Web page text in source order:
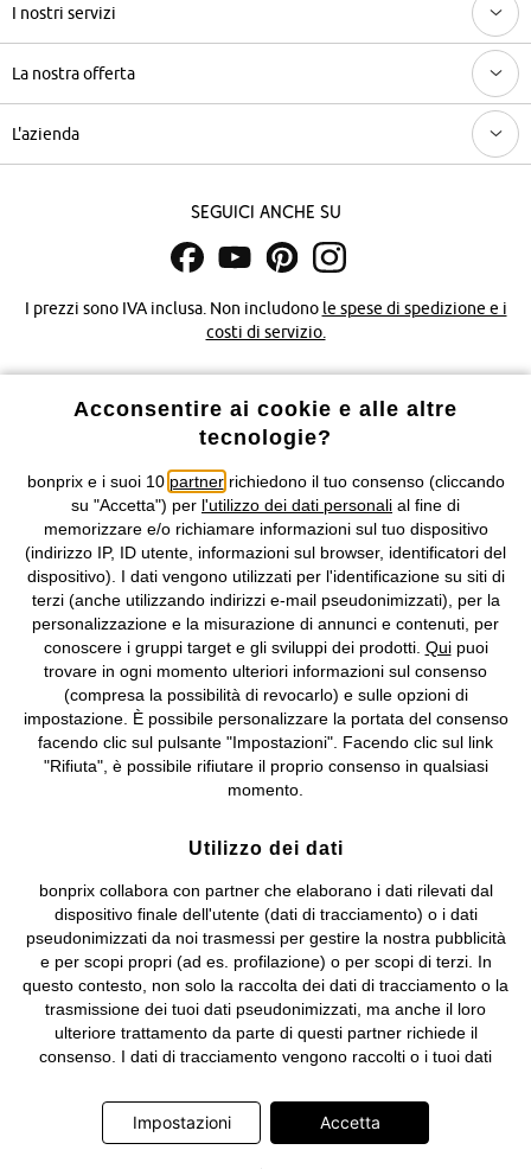
I nostri servizi
La nostra offerta
L'azienda
Seguici anche su
I prezzi sono IVA inclusa. Non includono le spese di spedizione e i
costi di servizio.
Informativa privacy e cookie Gestione dei cookie
Informazioni legali Diritto di recesso
© 2026 bonprix.
Tutti i diritti riservati.
bonprix S.r.l. con socio unico, sede legale: via Adua 33 - 13855
Valdengo (BI) C.F. 01510910027 - P.I. 01939830020, Reg. Imprese di
Biella n. 01510910027, R.E.A. BI - 171345, N. Reg. Pile:
IT09060P00000858, N. Reg. AEE: IT08020000002105 Capitale
Sociale: euro 1.000.000 i.v, Società soggetta all'attività di direzione
e coordinamento di bonprix Beteiligungs -Verwaltungsgesellschaft
mbH.
Acconsentire ai cookie e alle altre
tecnologie?
bonprix e i suoi 10 partnerrichiedono il tuo consenso (cliccando
su "Accetta") per l'utilizzo dei dati personali al fine di
memorizzare e/o richiamare informazioni sul tuo dispositivo
(indirizzo IP, ID utente, informazioni sul browser, identificatori del
dispositivo). I dati vengono utilizzati per l'identificazione su siti di
terzi (anche utilizzando indirizzi e-mail pseudonimizzati), per la
personalizzazione e la misurazione di annunci e contenuti, per
conoscere i gruppi target e gli sviluppi dei prodotti. Quipuoi
trovare in ogni momento ulteriori informazioni sul consenso
(compresa la possibilità di revocarlo) e sulle opzioni di
impostazione. È possibile personalizzare la portata del consenso
facendo clic sul pulsante "Impostazioni". Facendo clic sul link
"Rifiuta", è possibile rifiutare il proprio consenso in qualsiasi
momento.
Utilizzo dei dati
bonprix collabora con partner che elaborano i dati rilevati dal
dispositivo finale dell'utente (dati di tracciamento) o i dati
pseudonimizzati da noi trasmessi per gestire la nostra pubblicità
e per scopi propri (ad es. profilazione) o per scopi di terzi. In
questo contesto, non solo la raccolta dei dati di tracciamento o la
trasmissione dei tuoi dati pseudonimizzati, ma anche il loro
ulteriore trattamento da parte di questi partner richiede il
consenso. I dati di tracciamento vengono raccolti o i tuoi dati
pulsante "Accetta" nel banner di www.bonprix.it. I partner sono le
seguenti società: Adjust GmbH, Criteo SA, Google Ireland
Impostazioni Accetta